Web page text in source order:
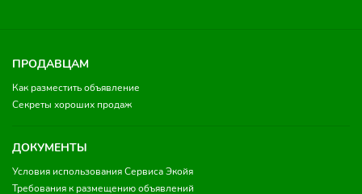
ПРОДАВЦАМ
Как разместить объявление
Секреты хороших продаж
ДОКУМЕНТЫ
Условия использования Сервиса Экойя
Требования к размещению объявлений